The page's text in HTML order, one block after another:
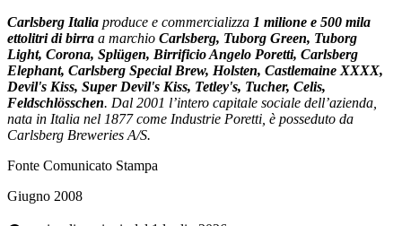
Carlsberg Italia produce e commercializza 1 milione e 500 mila
ettolitri di birra a marchio Carlsberg, Tuborg Green, Tuborg
Light, Corona, Splügen, Birrificio Angelo Poretti, Carlsberg
Elephant, Carlsberg Special Brew, Holsten, Castlemaine XXXX,
Devil's Kiss, Super Devil's Kiss, Tetley's, Tucher, Celis,
Feldschlösschen. Dal 2001 l’intero capitale sociale dell’azienda,
nata in Italia nel 1877 come Industrie Poretti, è posseduto da
Carlsberg Breweries A/S.
Fonte Comunicato Stampa
Giugno 2008